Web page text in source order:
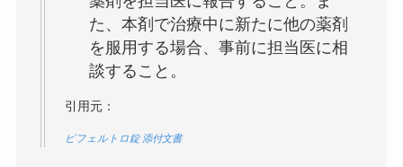
た、本剤で治療中に新たに他の薬剤
を服用する場合、事前に担当医に相
談すること。
引用元：
ピフェルトロ錠 添付文書